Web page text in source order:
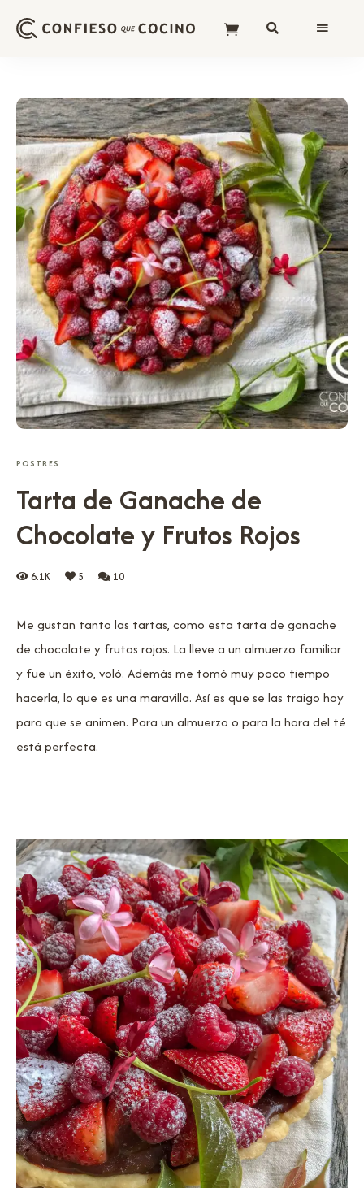
POSTRES
Tarta de Ganache de
Chocolate y Frutos Rojos
6.1K 5 10
Me gustan tanto las tartas, como esta tarta de ganache
de chocolate y frutos rojos. La lleve a un almuerzo familiar
y fue un éxito, voló. Además me tomó muy poco tiempo
hacerla, lo que es una maravilla. Así es que se las traigo hoy
para que se animen. Para un almuerzo o para la hora del té
está perfecta.